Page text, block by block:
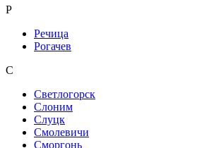
Р
Речица
Рогачев
С
Светлогорск
Слоним
Слуцк
Смолевичи
Сморгонь